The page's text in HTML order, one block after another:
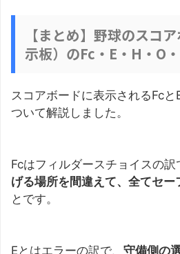
【まとめ】野球のスコ
示板）のFc・E・H・O
スコアボードに表示されるFc
ついて解説しました。
Fcはフィルダースチョイスの訳
げる場所を間違えて、全てセー
とです。
Eとはエラーの訳で、 守備側の